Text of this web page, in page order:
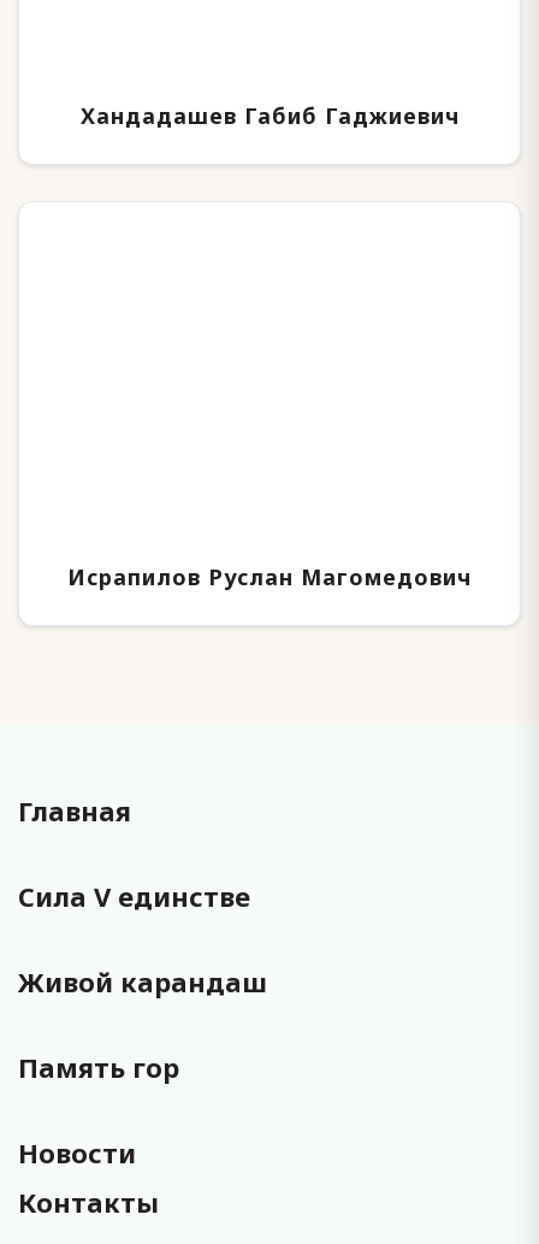
Хандадашев Габиб Гаджиевич
Исрапилов Руслан Магомедович
Главная
Сила V единстве
Живой карандаш
Память гор
Новости
Контакты